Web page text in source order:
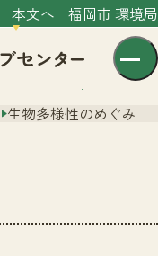
本文へ 福岡市 環境局
生物多様性のめぐみ